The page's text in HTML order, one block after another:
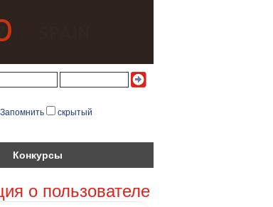
скрытый
Конкурсы
о пользователе